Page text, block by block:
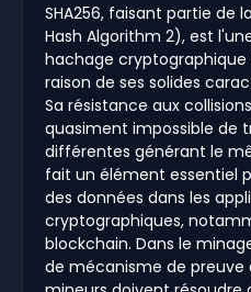
SHA256, faisant partie de
Hash Algorithm 2), est
hachage cryptographique
raison de ses solides
Sa résistance aux
quasiment impossible de
différentes générant le
fait un élément essentiel
des données dans les
cryptographiques,
blockchain. Dans le
de mécanisme de preuve